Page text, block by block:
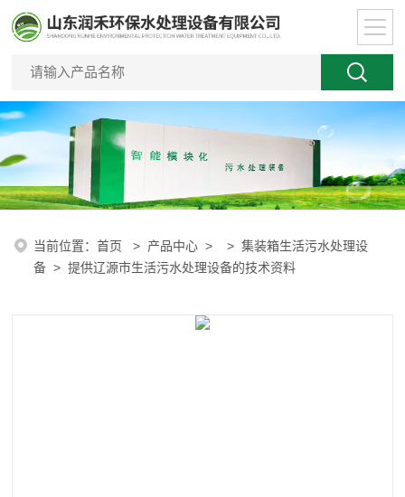
当前位置：首页 > 产品中心 > >集装箱生活污水处理设
备 > 提供辽源市生活污水处理设备的技术资料